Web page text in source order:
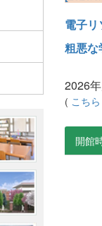
電子
粗悪な
2026
( こち
開館